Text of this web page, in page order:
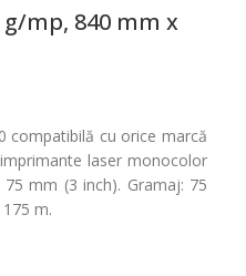
g/mp, 840 mm x
compatibilă cu orice marcă
laser monocolor
mm (3 inch). Gramaj: 75
m.